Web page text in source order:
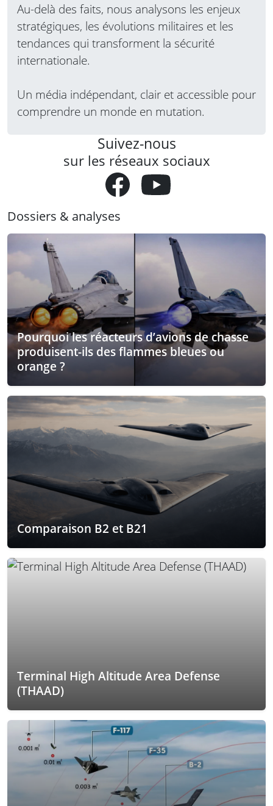
Au-delà des faits, nous analysons les enjeux
stratégiques, les évolutions militaires et les
tendances qui transforment la sécurité
internationale.
Un média indépendant, clair et accessible pour
comprendre un monde en mutation.
Suivez-nous
sur les réseaux sociaux
Dossiers & analyses
Pourquoi les réacteurs d’avions de chasse
produisent-ils des flammes bleues ou
orange ?
Comparaison B2 et B21
Terminal High Altitude Area Defense
(THAAD)